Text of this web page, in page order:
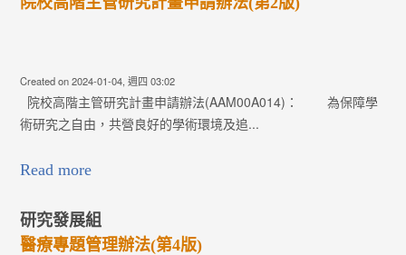
Created on 2024-01-04, 週四 03:02
院校高階主管研究計畫申請辦法(AAM00A014)： 為保障學
術研究之自由，共營良好的學術環境及追...
Read more
研究發展組
醫療專題管理辦法(第4版)